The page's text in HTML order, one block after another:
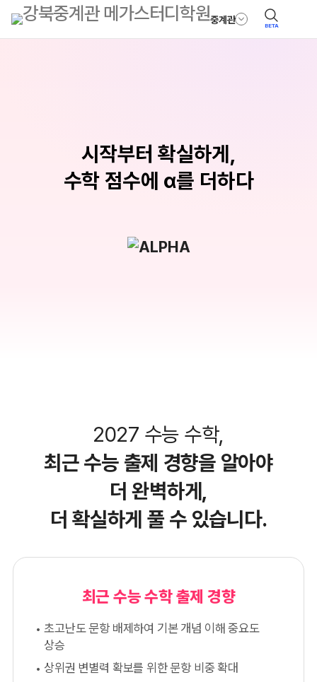
중계관 BETA
시작부터 확실하게,
수학 점수에 α를 더하다
2027 수능 수학,
최근 수능 출제 경향을 알아야
더 완벽하게,
더 확실하게 풀 수 있습니다.
최근 수능 수학 출제 경향
초고난도 문항 배제하여 기본 개념 이해 중요도
상승
상위권 변별력 확보를 위한 문항 비중 확대